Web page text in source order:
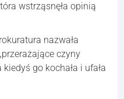
wstrząsnęła opinią
nazwała
czyny
go kochała i ufała